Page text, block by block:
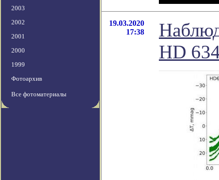
2003
2002
2001
2000
1999
Фотоархив
Все фотоматериалы
19.03.2020
17:38
HD